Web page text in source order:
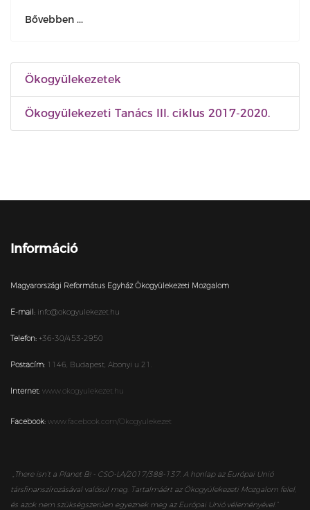
Bővebben ...
Ökogyülekezetek
Ökogyülekezeti Tanács III. ciklus 2017-2020.
Információ
Magyarországi Református Egyház Ökogyülekezeti Mozgalom
E-mail: info@okogyulekezet.hu
Telefon: +36-30/453-2950
Postacím: 1146, Budapest, Abonyi u 21.
Internet: www.okogyulekezet.hu
Facebook: www.facebook.com/Okogyulekezet
„ There isn’t a Planet B! - CSO-LA/2017/388-137. A honlap az Európai Unió
társfinanszírozásával valósul meg. Tartalmáért az Ökogyülekezeti Mozgalom felel,
és azok nem szükségszerűen egyeznek meg az Európai Unió véleményével.”